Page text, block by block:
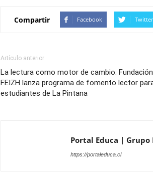
Compartir Facebook Twitter
Artículo anterior
La lectura como motor de cambio: Fundación
FEIZH lanza programa de fomento lector
estudiantes de La Pintana
Portal Educa |
https://portaleduca.cl